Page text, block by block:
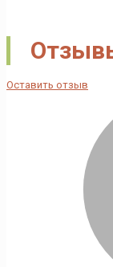
Оставить отзыв